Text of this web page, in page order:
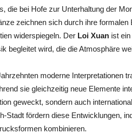
die bei Hofe zur Unterhaltung der
zeichnen sich durch ihre
widerspiegeln. Der Loi Xuan ist
begleitet wird, die die Atmosphäre
moderne Interpretationen
sie gleichzeitig neue Elemente
geweckt, sondern auch
Stadt fördern diese Entwicklungen,
kombinieren.